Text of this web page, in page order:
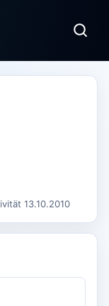
13.10.2010